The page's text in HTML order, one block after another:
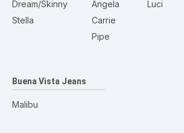
Dream/Skinny
Stella
Angela
Carrie
Pipe
Luci
Buena Vista Jeans
Malibu